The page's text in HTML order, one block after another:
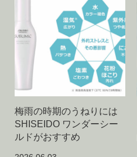
梅雨の時期のうねりには
SHISEIDO ワンダーシー
ルドがおすすめ